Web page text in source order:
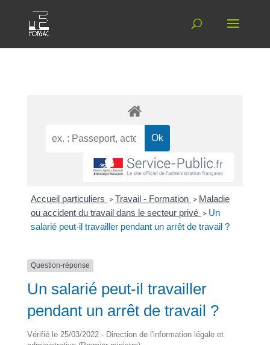
Accueil particuliers >Travail - Formation > Maladie
ou accident du travail dans le secteur privé > Un
salarié peut-il travailler pendant un arrêt de travail ?
Question-réponse
Un salarié peut-il travailler
pendant un arrêt de travail ?
Vérifié le 25/03/2022 - Direction de l'information légale et